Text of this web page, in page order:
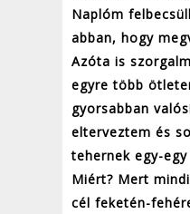
Naplóm
abban, hogy
Azóta is
egyre több
gyorsabban
elterveztem és
tehernek egy-
Miért? Mert
cél feketén-